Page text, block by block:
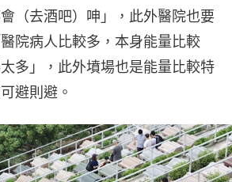
（去酒吧）呻」，此外醫院也要
院病人比較多，本身能量比較
多」，此外墳場也是能量比較特
避則避。